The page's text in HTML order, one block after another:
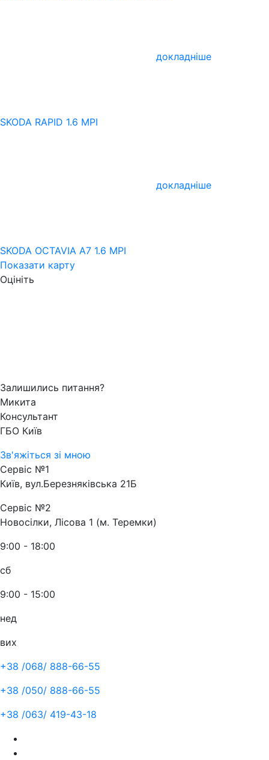
докладніше
SKODA RAPID 1.6 MPI
докладніше
SKODA OCTAVIA A7 1.6 MPI
Показати карту
Оцініть
Залишились питання?
Микита
Консультант
ГБО Київ
Зв'яжіться зі мною
Сервіс №1
Київ, вул.Березняківська 21Б
Сервіс №2
Новосілки, Лісова 1 (м. Теремки)
9:00 - 18:00
сб
9:00 - 15:00
нед
вих
+38 /068/ 888-66-55
+38 /050/ 888-66-55
+38 /063/ 419-43-18